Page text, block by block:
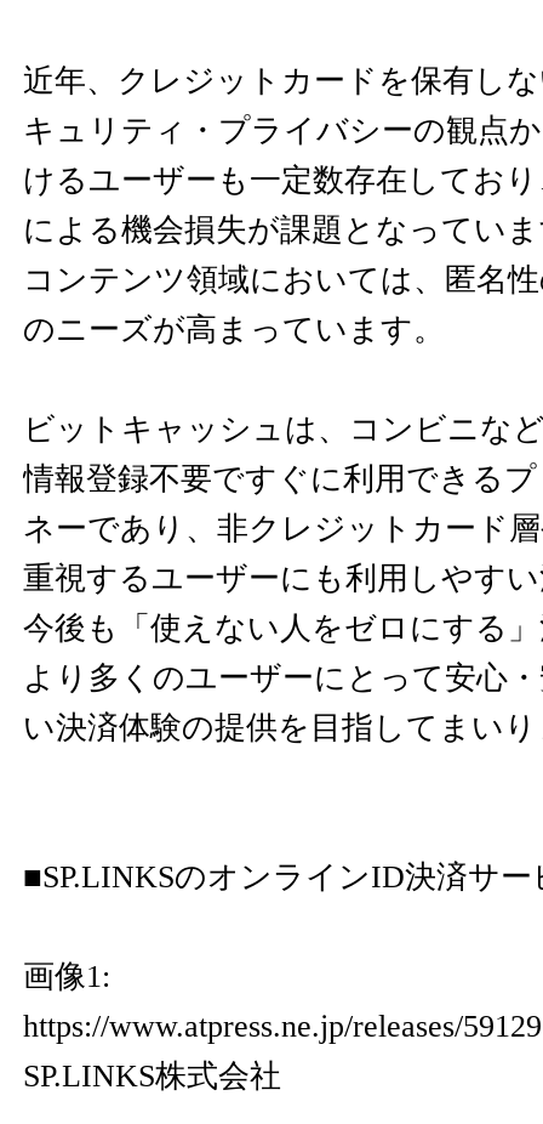
近年、クレジットカードを保有し
キュリティ・プライバシーの観点
けるユーザーも一定数存在してお
による機会損失が課題となってい
コンテンツ領域においては、匿名
のニーズが高まっています。
ビットキャッシュは、コンビニな
情報登録不要ですぐに利用できる
ネーであり、非クレジットカード
重視するユーザーにも利用しやす
今後も「使えない人をゼロにする
より多くのユーザーにとって安心
い決済体験の提供を目指してまい
■SP.LINKSのオンラインID決済サ
画像1:
https://www.atpress.ne.jp/releases/
SP.LINKS株式会社